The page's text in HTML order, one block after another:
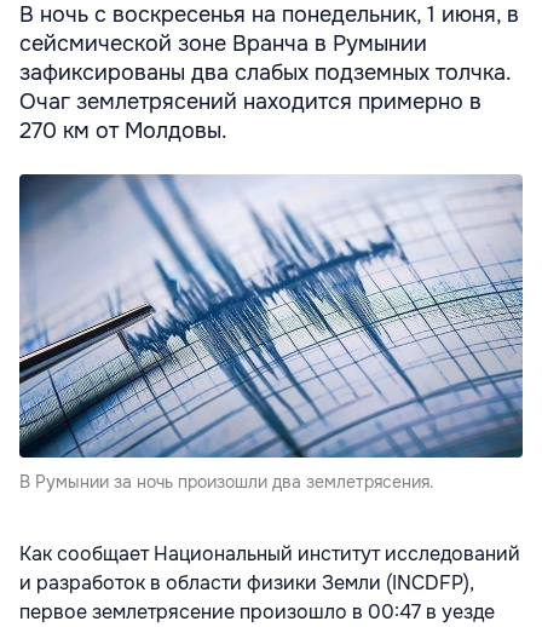
В ночь с воскресенья на понедельник, 1 июня, в
сейсмической зоне Вранча в Румынии
зафиксированы два слабых подземных толчка.
Очаг землетрясений находится примерно в
270 км от Молдовы.
В Румынии за ночь произошли два землетрясения.
Как сообщает Национальный институт исследований
и разработок в области физики Земли (INCDFP),
первое землетрясение произошло в 00:47 в уезде